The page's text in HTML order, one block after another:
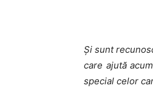
Și sunt
care ajută
special celor